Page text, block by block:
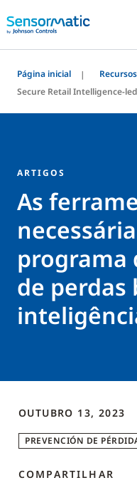
Página inicial
Recursos
Secure Retail Intelligence-
ARTIGOS
As
programa
de perdas
OUTUBRO 13, 2023
PREVENCIÓN DE
COMPARTILHAR